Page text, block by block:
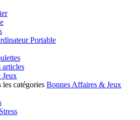
Portable
articles
Jeux
les catégories Bonnes Affaires & Jeux